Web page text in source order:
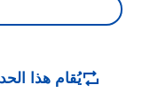
يُقام هذا